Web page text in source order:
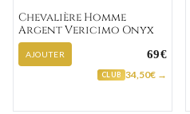
Chevalière Homme
Argent Vericimo Onyx
AJOUTER 69€
CLUB 34,50€ →